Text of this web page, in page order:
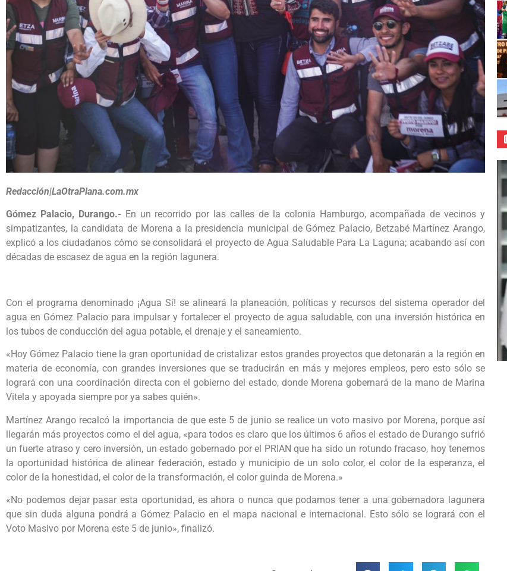
Redacción|LaOtraPlana.com.mx
Gómez Palacio, Durango.-En un recorrido por las calles de la colonia Hamburgo, acompañada de vecinos y
simpatizantes, la candidata de Morena a la presidencia municipal de Gómez Palacio, Betzabé Martínez Arango,
explicó a los ciudadanos cómo se consolidará el proyecto de Agua Saludable Para La Laguna; acabando así con
décadas de escasez de agua en la región lagunera.
Con el programa denominado ¡Agua Sí! se alineará la planeación, políticas y recursos del sistema operador del
agua en Gómez Palacio para impulsar y fortalecer el proyecto de agua saludable, con una inversión histórica en
los tubos de conducción del agua potable, el drenaje y el saneamiento.
«Hoy Gómez Palacio tiene la gran oportunidad de cristalizar estos grandes proyectos que detonarán a la región en
materia de economía, con grandes inversiones que se traducirán en más y mejores empleos, pero esto sólo se
logrará con una coordinación directa con el gobierno del estado, donde Morena gobernará de la mano de Marina
Vitela y apoyada siempre por ya sabes quién».
Martínez Arango recalcó la importancia de que este 5 de junio se realice un voto masivo por Morena, porque así
llegarán más proyectos como el del agua, «para todos es claro que los últimos 6 años el estado de Durango sufrió
un fuerte atraso y cero inversión, un estado gobernado por el PRIAN que ha sido un rotundo fracaso, hoy tenemos
la oportunidad histórica de alinear federación, estado y municipio de un solo color, el color de la esperanza, el
color de la honestidad, el color de la transformación, el color guinda de Morena.»
«No podemos dejar pasar esta oportunidad, es ahora o nunca que podamos tener a una gobernadora lagunera
que sin duda alguna pondrá a Gómez Palacio en el mapa nacional e internacional. Esto sólo se logrará con el
Voto Masivo por Morena este 5 de junio», finalizó.